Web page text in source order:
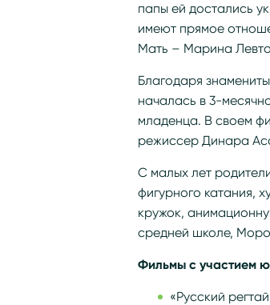
папы ей достались
имеют прямое
Мать – Марина
Благодаря
началась в 3-
младенца. В своем
режиссер Динара
С малых лет
фигурного катания,
кружок,
средней школе,
Фильмы с участием
«Русский